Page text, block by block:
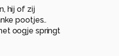
hij of zij
pootjes..
oogje springt